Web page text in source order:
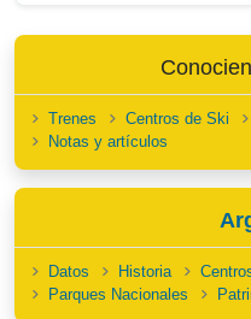
Trenes Centros de Ski
Notas y artículos
Datos Historia
Parques Nacionales